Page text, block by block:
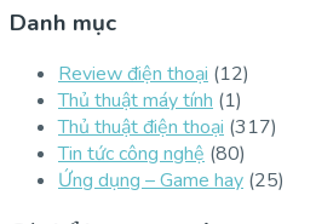
Danh mục
Review điện thoại (12)
Thủ thuật máy tính (1)
Thủ thuật điện thoại (317)
Tin tức công nghệ (80)
Ứng dụng – Game hay (25)